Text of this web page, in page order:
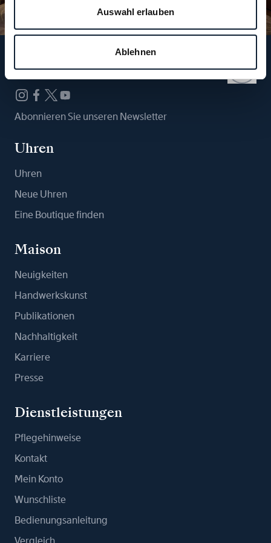
Auswahl erlauben
Ablehnen
Folgen Sie uns
Abonnieren Sie unseren Newsletter
Uhren
Uhren
Neue Uhren
Eine Boutique finden
Maison
Neuigkeiten
Handwerkskunst
Publikationen
Nachhaltigkeit
Karriere
Presse
Dienstleistungen
Pflegehinweise
Kontakt
Mein Konto
Wunschliste
Bedienungsanleitung